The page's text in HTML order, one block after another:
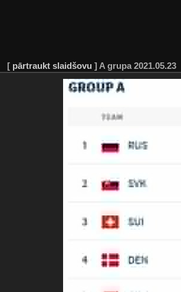
[ pārtraukt slaidšovu ] A grupa 2021.05.23